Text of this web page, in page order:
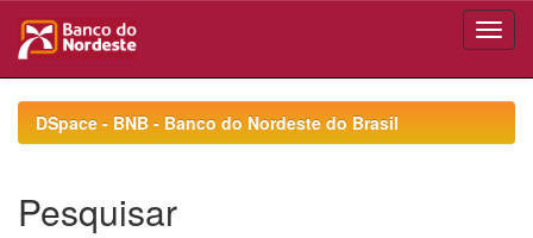
navigationDSpace - BNB - Banco do Nordeste do Brasil
Pesquisar